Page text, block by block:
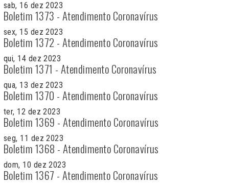
sab, 16 dez 2023
Boletim 1373 - Atendimento Coronavírus
sex, 15 dez 2023
Boletim 1372 - Atendimento Coronavírus
qui, 14 dez 2023
Boletim 1371 - Atendimento Coronavírus
qua, 13 dez 2023
Boletim 1370 - Atendimento Coronavírus
ter, 12 dez 2023
Boletim 1369 - Atendimento Coronavírus
seg, 11 dez 2023
Boletim 1368 - Atendimento Coronavírus
dom, 10 dez 2023
Boletim 1367 - Atendimento Coronavírus